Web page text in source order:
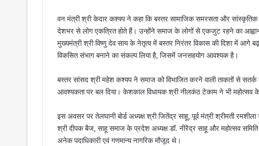
वन मंत्री श्री केदार कश्यप ने कहा कि बस्तर सामाजिक समरसता और सांस्कृतिक
देशभर से लोग एकत्रित होते हैं। उन्होंने समाज के लोगों से एकजुट रहने का
मुख्यमंत्री श्री विष्णु देव साय के नेतृत्व में बस्तर निरंतर विकास की दिशा में आगे
विकसित संभाग बनाने का संकल्प लिया है, जिसमें जनसहयोग आवश्यक है।
बस्तर सांसद श्री महेश कश्यप ने समाज को विभाजित करने वाली ताकतों से
आवश्यकता पर बल दिया। केशकाल विधायक श्री नीलकंठ टेकाम ने भी
इस अवसर पर तेलघानी बोर्ड अध्यक्ष श्री जितेंद्र साहू, पूर्व मंत्री श्रीमती
श्री दीपक बैज, साहू समाज के प्रदेश अध्यक्ष डॉ. नीरेंद्र साहू और महोत्सव
अनेक पदाधिकारी एवं गणमान्य नागरिक मौजूद थे।